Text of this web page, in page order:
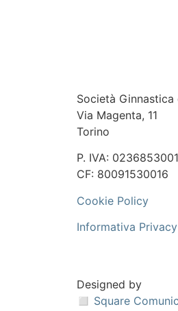
Società Ginnastica
Via Magenta, 11
Torino
P. IVA:
CF: 80091530016
Cookie Policy
Informativa Privacy
Designed by
◻️ Square